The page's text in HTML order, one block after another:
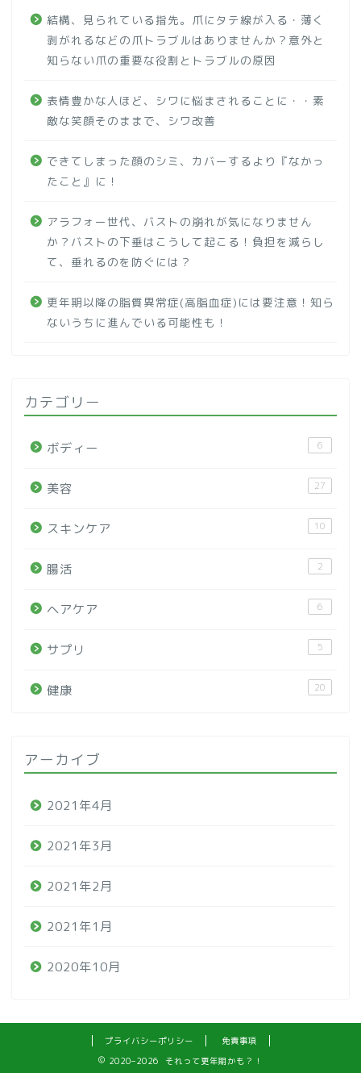
結構、見られている指先。爪にタテ線が入る・薄く
剥がれるなどの爪トラブルはありませんか？意外と
知らない爪の重要な役割とトラブルの原因
表情豊かな人ほど、シワに悩まされることに・・素
敵な笑顔そのままで、シワ改善
できてしまった顔のシミ、カバーするより『なかっ
たこと』に！
アラフォー世代、バストの崩れが気になりません
か？バストの下垂はこうして起こる！負担を減らし
て、垂れるのを防ぐには？
更年期以降の脂質異常症(高脂血症)には要注意！知ら
ないうちに進んでいる可能性も！
カテゴリー
ボディー 6
美容 27
スキンケア 10
腸活 2
ヘアケア 6
サプリ 5
健康 20
アーカイブ
2021年4月
2021年3月
2021年2月
2021年1月
2020年10月
プライバシーポリシー
免責事項
2020–2026 それって更年期かも？！